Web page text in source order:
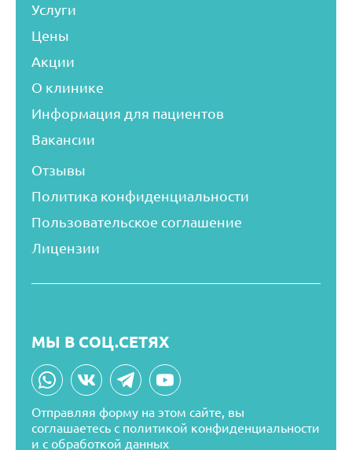
Услуги
Цены
Акции
О клинике
Информация для пациентов
Вакансии
Отзывы
Политика конфиденциальности
Пользовательское соглашение
Лицензии
МЫ В СОЦ.СЕТЯХ
Отправляя форму на этом сайте, вы
соглашаетесь с политикой конфиденциальности
и с обработкой данных